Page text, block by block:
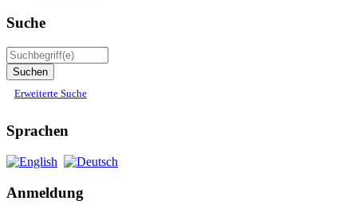
Suche
Erweiterte Suche
Sprachen
Anmeldung